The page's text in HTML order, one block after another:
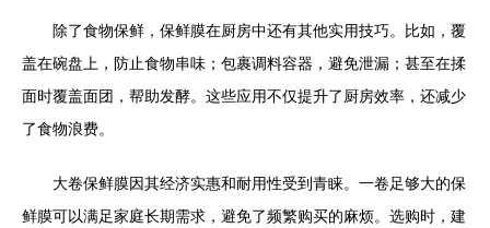
除了食物保鲜，保鲜膜在厨房中还有其他实用技巧。比如，覆
盖在碗盘上，防止食物串味；包裹调料容器，避免泄漏；甚至在揉
面时覆盖面团，帮助发酵。这些应用不仅提升了厨房效率，还减少
了食物浪费。
大卷保鲜膜因其经济实惠和耐用性受到青睐。一卷足够大的保
鲜膜可以满足家庭长期需求，避免了频繁购买的麻烦。选购时，建